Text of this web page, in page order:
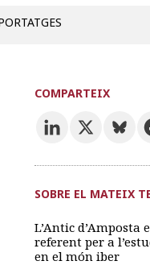
COMPARTEIX
SOBRE EL MATEIX
L’Antic d’Amposta
referent per a
en el món iber